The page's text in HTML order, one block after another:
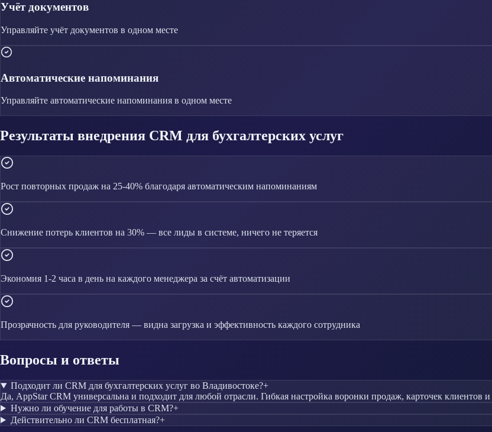
Учёт документов
Управляйте учёт документов в одном месте
Автоматические напоминания
Управляйте автоматические напоминания в одном месте
Результаты внедрения CRM для бухгалтерских услуг
Рост повторных продаж на 25-40% благодаря автоматическим напоминаниям
Снижение потерь клиентов на 30% — все лиды в системе, ничего не теряется
Экономия 1-2 часа в день на каждого менеджера за счёт автоматизации
Прозрачность для руководителя — видна загрузка и эффективность каждого сотрудника
Вопросы и ответы
Подходит ли CRM для бухгалтерских услуг во Владивостоке?+
Да, AppStar CRM универсальна и подходит для любой отрасли. Гибкая настройка воронки продаж, карточек клиентов и
Нужно ли обучение для работы в CRM?+
Действительно ли CRM бесплатная?+